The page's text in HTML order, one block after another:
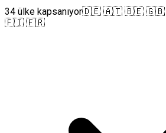
34 ülke kapsanıyor🇩🇪 🇦🇹 🇧🇪
🇫🇮 🇫🇷